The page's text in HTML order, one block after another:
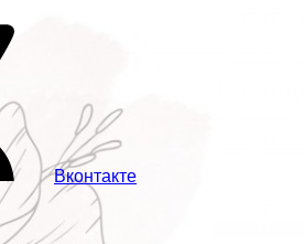
Вконтакте